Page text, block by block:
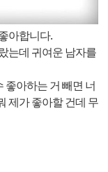
아합니다.
는데 귀여운 남자를
아하는 거 빼면 너
제가 좋아할 건데 무